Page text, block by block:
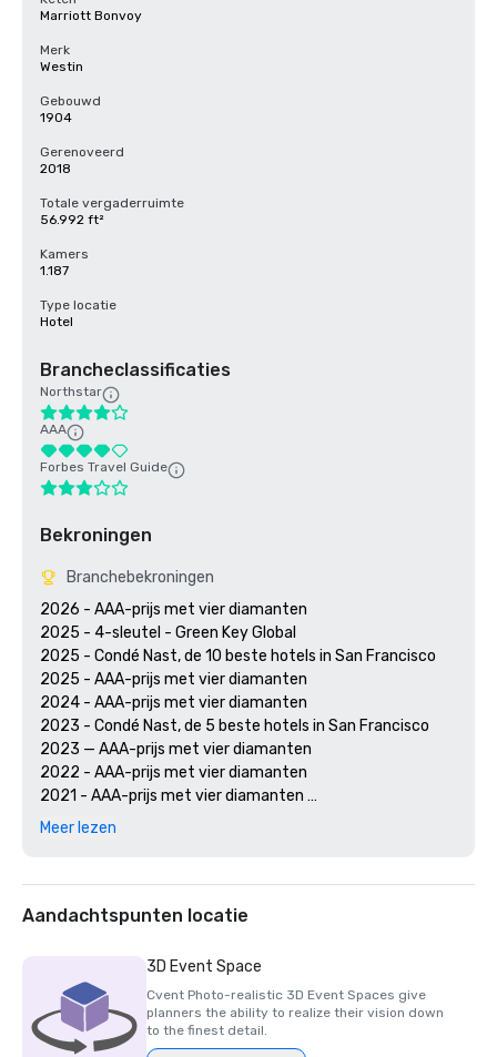
Marriott Bonvoy
Merk
Westin
Gebouwd
1904
Gerenoveerd
2018
Totale vergaderruimte
56.992 ft²
Kamers
1.187
Type locatie
Hotel
Brancheclassificaties
Northstar
AAA
Forbes Travel Guide
Bekroningen
Branchebekroningen
2026 - AAA-prijs met vier diamanten
2025 - 4-sleutel - Green Key Global
2025 - Condé Nast, de 10 beste hotels in San Francisco
2025 - AAA-prijs met vier diamanten
2024 - AAA-prijs met vier diamanten
2023 - Condé Nast, de 5 beste hotels in San Francisco
2023 — AAA-prijs met vier diamanten
2022 - AAA-prijs met vier diamanten
2021 - AAA-prijs met vier diamanten
2020 - Condé Nast 21 beste hotels in San Francisco
Meer lezen
Aandachtspunten locatie
3D Event Space
Cvent Photo-realistic 3D Event Spaces give
planners the ability to realize their vision down
to the finest detail.